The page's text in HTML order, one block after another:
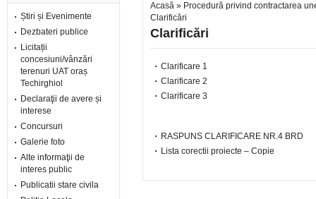
Știri și Evenimente
Dezbateri publice
Licitații
concesiuni/vânzări
terenuri UAT oraș
Techirghiol
Declaraţii de avere și
interese
Concursuri
Galerie foto
Alte informaţii de
interes public
Publicatii stare civila
Acasă » Procedură privind contractarea
Clarificări
Clarificări
Clarificare 1
Clarificare 2
Clarificare 3
RASPUNS CLARIFICARE NR.4 BRD
Lista corectii proiecte – Copie